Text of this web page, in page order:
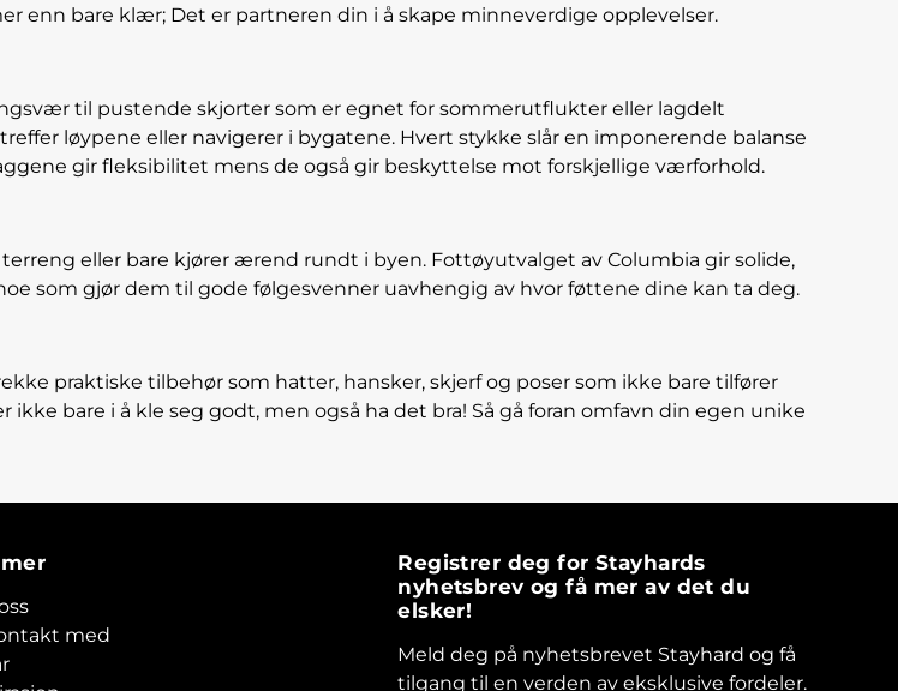
enn bare klær; Det er partneren din i å skape minneverdige opplevelser.
til pustende skjorter som er egnet for sommerutflukter eller lagdelt
løypene eller navigerer i bygatene. Hvert stykke slår en imponerende balanse
gir fleksibilitet mens de også gir beskyttelse mot forskjellige værforhold.
eller bare kjører ærend rundt i byen. Fottøyutvalget av Columbia gir solide,
som gjør dem til gode følgesvenner uavhengig av hvor føttene dine kan ta deg.
praktiske tilbehør som hatter, hansker, skjerf og poser som ikke bare tilfører
bare i å kle seg godt, men også ha det bra! Så gå foran omfavn din egen unike
med
Registrer deg for Stayhards
nyhetsbrev og få mer av det du
elsker!
Meld deg på nyhetsbrevet Stayhard og få
tilgang til en verden av eksklusive fordeler.